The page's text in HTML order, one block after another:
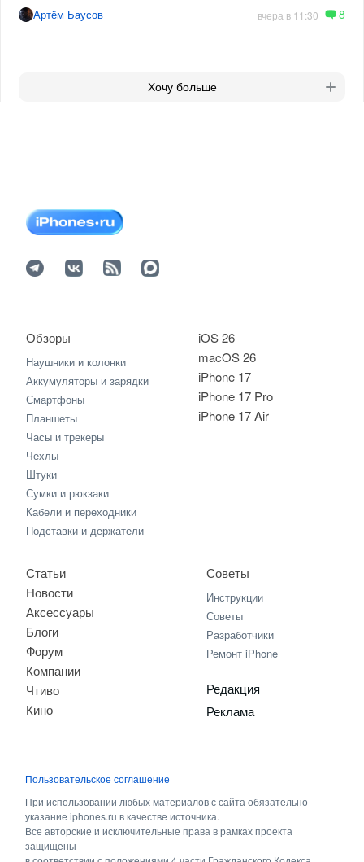
Артём Баусов вчера в 11:30 8
Хочу больше
iOS 26
macOS 26
iPhone 17
iPhone 17 Pro
iPhone 17 Air
Обзоры
Наушники и колонки
Аккумуляторы и зарядки
Смартфоны
Планшеты
Часы и трекеры
Чехлы
Штуки
Сумки и рюкзаки
Кабели и переходники
Подставки и держатели
Статьи
Новости
Аксессуары
Блоги
Форум
Компании
Чтиво
Кино
Советы
Инструкции
Советы
Разработчики
Ремонт iPhone
Редакция
Реклама
Пользовательское соглашение
При использовании любых материалов с сайта обязательно
указание iphones.ru в качестве источника.
Все авторские и исключительные права в рамках проекта
защищены